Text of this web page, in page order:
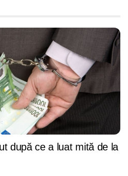
după ce a luat mită de la